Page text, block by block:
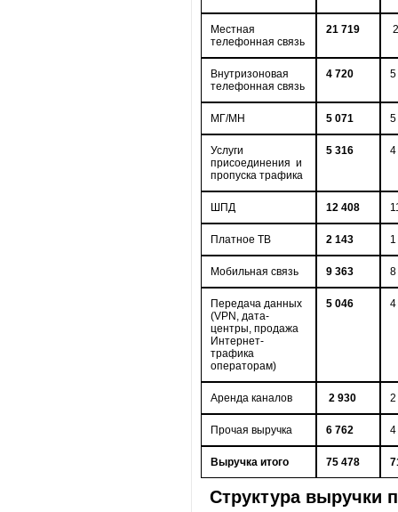
Местная
телефонная связь
21 719
Внутризоновая
телефонная связь
4 720 5
МГ/МН 5 071 5
Услуги
присоединения и
пропуска трафика
5 316 4
ШПД 12 408
Платное ТВ 2 143
Мобильная связь 9 363 8
Передача данных
(VPN, дата-
центры, продажа
Интернет-
трафика
операторам)
5 046 4
Аренда каналов 2 930 2
Прочая выручка 6 762 4
Выручка итого 75 478
Структура выручки